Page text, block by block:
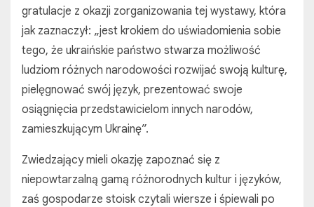
gratulacje z okazji zorganizowania tej wystawy, która
jak zaznaczył: „jest krokiem do uświadomienia sobie
tego, że ukraińskie państwo stwarza możliwość
ludziom różnych narodowości rozwijać swoją kulturę,
pielęgnować swój język, prezentować swoje
osiągnięcia przedstawicielom innych narodów,
zamieszkującym Ukrainę”.
Zwiedzający mieli okazję zapoznać się z
niepowtarzalną gamą różnorodnych kultur i języków,
zaś gospodarze stoisk czytali wiersze i śpiewali po